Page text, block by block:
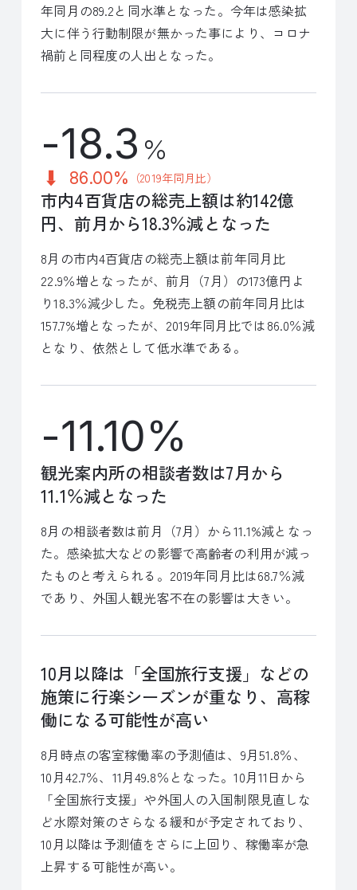
年同月の89.2と同水準となった。今年は感染拡
大に伴う行動制限が無かった事により、コロナ
禍前と同程度の人出となった。
-18.3 ％
86.00% （2019年同月比）
市内4百貨店の総売上額は約142億
円、前月から18.3％減となった
8月の市内4百貨店の総売上額は前年同月比
22.9％増となったが、前月（7月）の173億円よ
り18.3％減少した。免税売上額の前年同月比は
157.7%増となったが、2019年同月比では86.0％減
となり、依然として低水準である。
-11.10%
観光案内所の相談者数は7月から
11.1％減となった
8月の相談者数は前月（7月）から11.1%減となっ
た。感染拡大などの影響で高齢者の利用が減っ
たものと考えられる。2019年同月比は68.7％減
であり、外国人観光客不在の影響は大きい。
10月以降は「全国旅行支援」などの
施策に行楽シーズンが重なり、高稼
働になる可能性が高い
8月時点の客室稼働率の予測値は、9月51.8％、
10月42.7％、11月49.8％となった。10月11日から
「全国旅行支援」や外国人の入国制限見直しな
ど水際対策のさらなる緩和が予定されており、
10月以降は予測値をさらに上回り、稼働率が急
上昇する可能性が高い。